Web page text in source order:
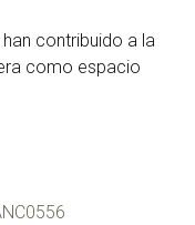
contribuido a la
como espacio